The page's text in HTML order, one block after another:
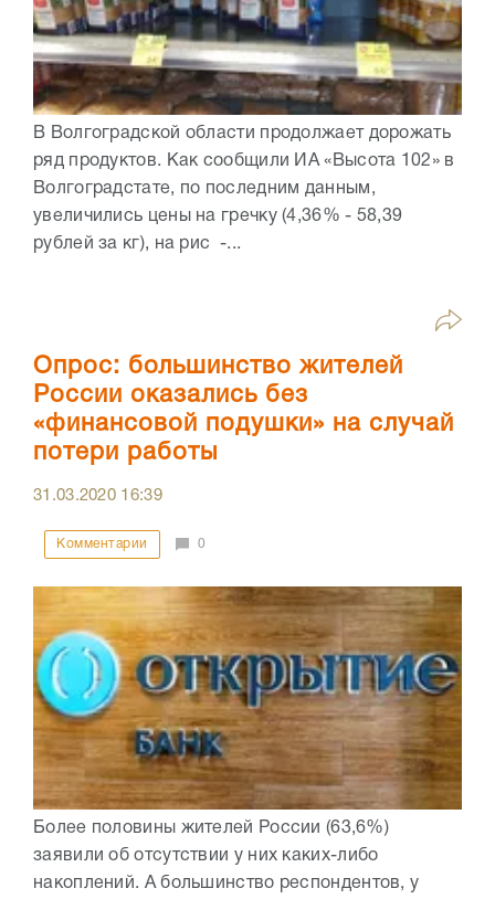
В Волгоградской области продолжает дорожать
ряд продуктов. Как сообщили ИА «Высота 102» в
Волгоградстате, по последним данным,
увеличились цены на гречку (4,36% - 58,39
рублей за кг), на рис -...
Опрос: большинство жителей
России оказались без
«финансовой подушки» на случай
потери работы
31.03.2020 16:39
Комментарии 0
Более половины жителей России (63,6%)
заявили об отсутствии у них каких-либо
накоплений. А большинство респондентов, у